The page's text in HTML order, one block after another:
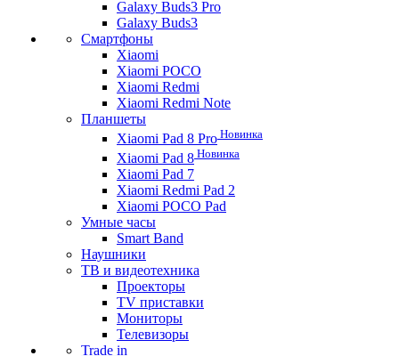
Galaxy Buds3 Pro
Galaxy Buds3
Смартфоны
Xiaomi
Xiaomi POCO
Xiaomi Redmi
Xiaomi Redmi Note
Планшеты
Xiaomi Pad 8 Pro Новинка
Xiaomi Pad 8 Новинка
Xiaomi Pad 7
Xiaomi Redmi Pad 2
Xiaomi POCO Pad
Умные часы
Smart Band
Наушники
ТВ и видеотехника
Проекторы
TV приставки
Мониторы
Телевизоры
Trade in